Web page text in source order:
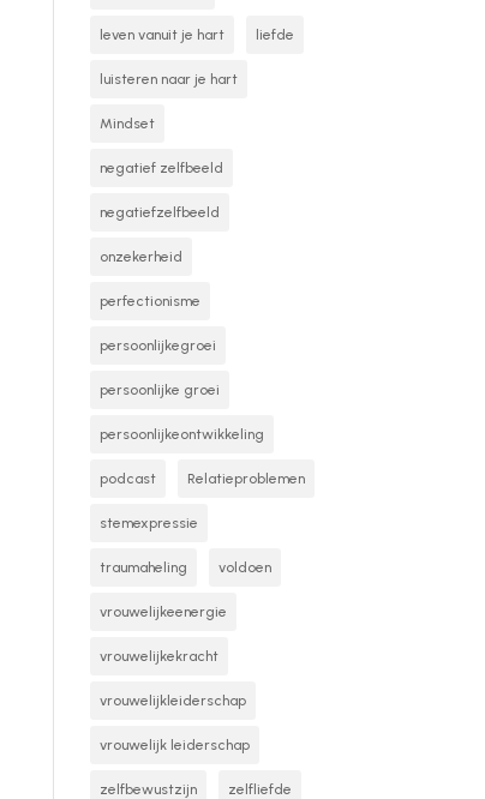
leven vanuit je hart liefde
luisteren naar je hart
Mindset
negatief zelfbeeld
negatiefzelfbeeld
onzekerheid
perfectionisme
persoonlijkegroei
persoonlijke groei
persoonlijkeontwikkeling
podcast Relatieproblemen
stemexpressie
traumaheling voldoen
vrouwelijkeenergie
vrouwelijkekracht
vrouwelijkleiderschap
vrouwelijk leiderschap
zelfbewustzijn zelfliefde